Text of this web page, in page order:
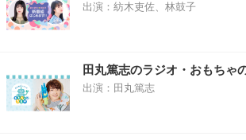
出演：紡木吏佐、林鼓子
田丸篤志のラジオ・おもちゃ
出演：田丸篤志